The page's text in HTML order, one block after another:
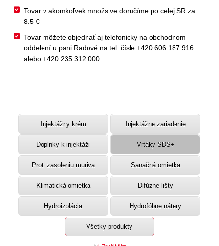
Tovar v akomkoľvek množstve doručíme po celej SR za
8.5 €
Tovar môžete objednať aj telefonicky na obchodnom
oddelení u pani Radové na tel. čísle +420 606 187 916
alebo +420 235 312 000.
Injektážny krém Injektážne zariadenie
Doplnky k injektáži Vrtáky SDS+
Proti zasoleniu muriva Sanačná omietka
Klimatická omietka Difúzne lišty
Hydroizolácia Hydrofóbne nátery
Všetky produkty